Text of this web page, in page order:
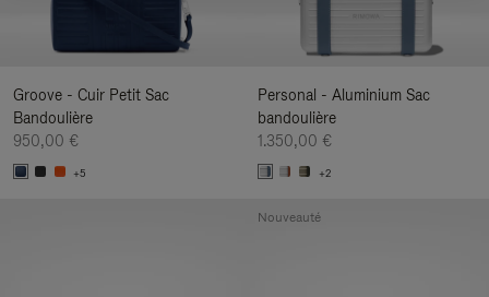
Groove - Cuir Petit Sac
Bandoulière
950,00 €
+5
Personal - Aluminium Sac
bandoulière
1.350,00 €
+2
Nouveauté